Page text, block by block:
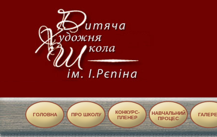
ГОЛОВНА ПРО ШКОЛУ
КОНКУРС-
ПЛЕНЕР
НАВЧАЛЬНИЙ
ПРОЦЕС